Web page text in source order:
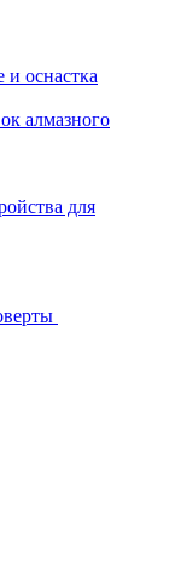
и оснастка
алмазного
для